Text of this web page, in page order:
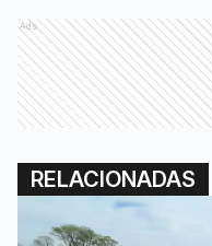
Ads
RELACIONADAS